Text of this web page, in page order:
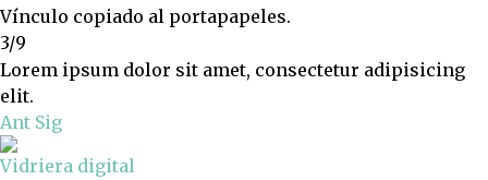
Vínculo copiado al portapapeles.
3/9
Lorem ipsum dolor sit amet, consectetur adipisicing
elit.
Ant Sig
Vidriera digital